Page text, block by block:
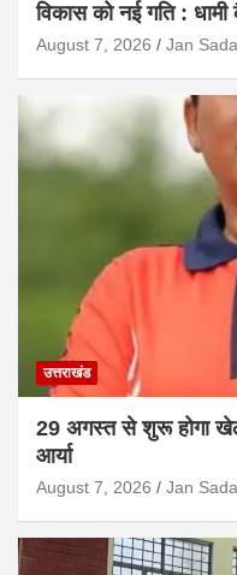
विकास को नई गति :
August 7, 2026 Jan
उत्तराखंड
29 अगस्त से शुरू होगा खेल
आर्या
August 7, 2026 Jan